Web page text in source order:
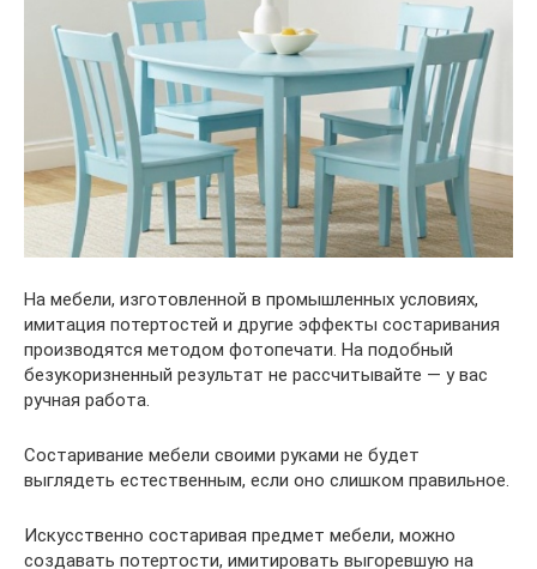
На мебели, изготовленной в промышленных условиях,
имитация потертостей и другие эффекты состаривания
производятся методом фотопечати. На подобный
безукоризненный результат не рассчитывайте — у вас
ручная работа.
Состаривание мебели своими руками не будет
выглядеть естественным, если оно слишком правильное.
Искусственно состаривая предмет мебели, можно
создавать потертости, имитировать выгоревшую на